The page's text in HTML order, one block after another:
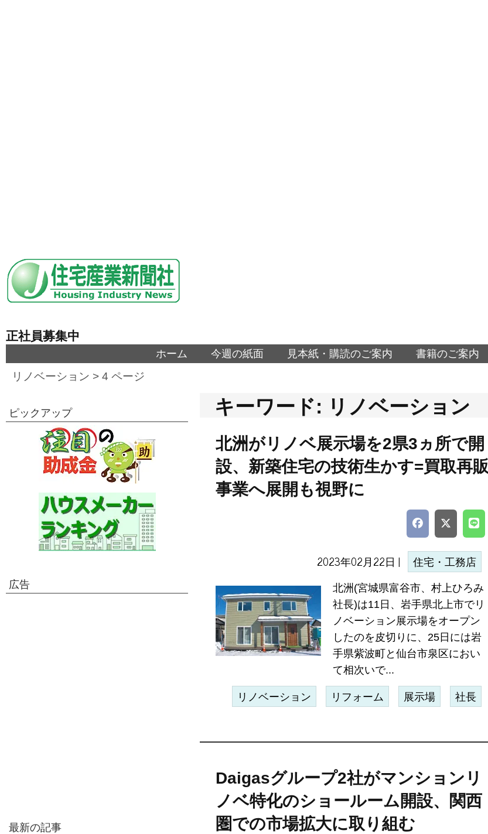
正社員募集中
ホーム 今週の紙面 見本紙・購読のご案内 書籍のご案内
リノベーション > 4 ページ
キーワード: リノベーション
北洲がリノベ展示場を2県3ヵ所で開
設、新築住宅の技術生かす=買取再販
事業へ展開も視野に
2023年02月22日 | 住宅・工務店
北洲(宮城県富谷市、村上ひろみ
社長)は11日、岩手県北上市でリ
ノベーション展示場をオープン
したのを皮切りに、25日には岩
手県紫波町と仙台市泉区におい
て相次いで...
リノベーション リフォーム 展示場 社長
Daigasグループ2社がマンションリ
ノベ特化のショールーム開設、関西
圏での市場拡大に取り組む
ピックアップ
広告
最新の記事